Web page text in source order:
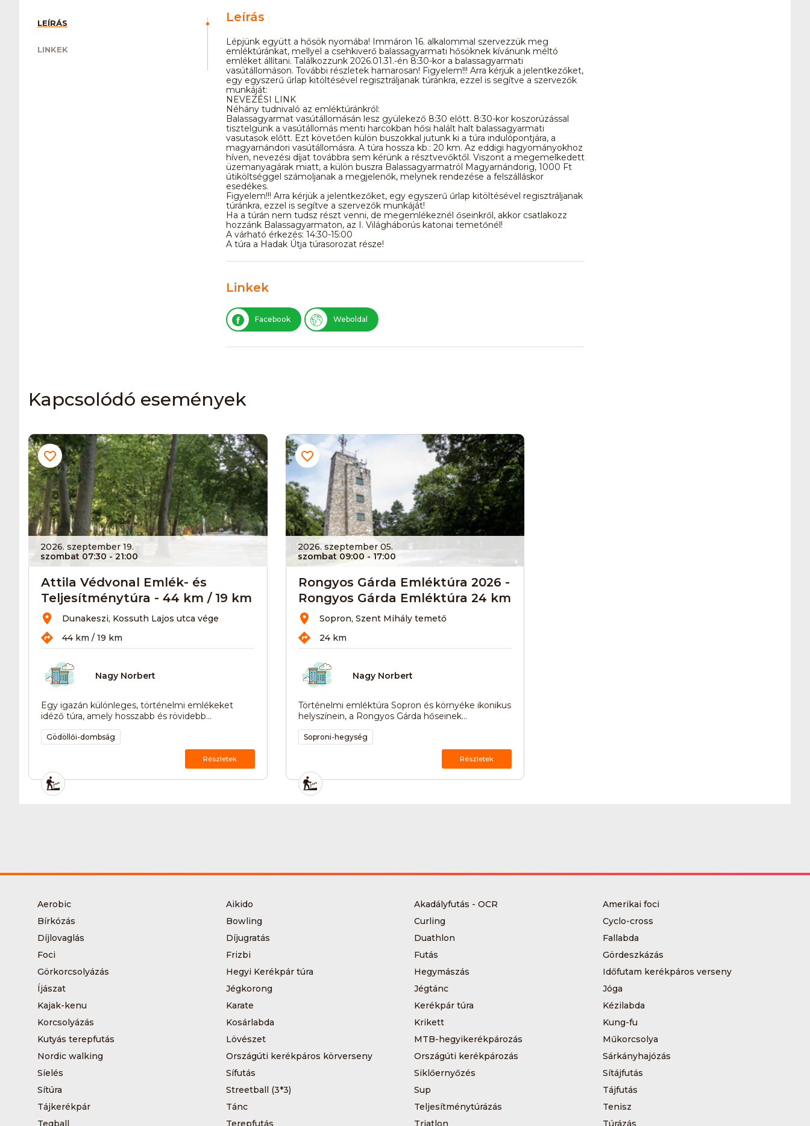
LEÍRÁS
LINKEK
Leírás
Lépjünk együtt a hősök nyomába! Immáron 16. alkalommal szervezzük meg
emléktúránkat, mellyel a csehkiverő balassagyarmati hősöknek kívánunk méltó
emléket állítani. Találkozzunk 2026.01.31.-én 8:30-kor a balassagyarmati
vasútállomáson. További részletek hamarosan! Figyelem!!! Arra kérjük a jelentkezőket,
egy egyszerű űrlap kitöltésével regisztráljanak túránkra, ezzel is segítve a szervezők
munkáját:
NEVEZÉSI LINK
Néhány tudnivaló az emléktúránkról:
Balassagyarmat vasútállomásán lesz gyülekező 8:30 előtt. 8:30-kor koszorúzással
tisztelgünk a vasútállomás menti harcokban hősi halált halt balassagyarmati
vasutasok előtt. Ezt követően külön buszokkal jutunk ki a túra indulópontjára, a
magyarnándori vasútállomásra. A túra hossza kb.: 20 km. Az eddigi hagyományokhoz
híven, nevezési díjat továbbra sem kérünk a résztvevőktől. Viszont a megemelkedett
üzemanyagárak miatt, a külön buszra Balassagyarmatról Magyarnándorig, 1000 Ft
útiköltséggel számoljanak a megjelenők, melynek rendezése a felszálláskor
esedékes.
Figyelem!!! Arra kérjük a jelentkezőket, egy egyszerű űrlap kitöltésével regisztráljanak
túránkra, ezzel is segítve a szervezők munkáját!
Ha a túrán nem tudsz részt venni, de megemlékeznél őseinkről, akkor csatlakozz
hozzánk Balassagyarmaton, az I. Világháborús katonai temetőnél!
A várható érkezés: 14:30-15:00
A túra a Hadak Útja túrasorozat része!
Linkek
Facebook Weboldal
Kapcsolódó események
2026. szeptember 19.
szombat 07:30 - 21:00
Attila Védvonal Emlék- és
Teljesítménytúra - 44 km / 19 km
Dunakeszi, Kossuth Lajos utca vége
44 km / 19 km
Nagy Norbert
Egy igazán különleges, történelmi emlékeket
idéző túra, amely hosszabb és rövidebb...
Gödöllői-dombság
Részletek
2026. szeptember 05.
szombat 09:00 - 17:00
Rongyos Gárda Emléktúra 2026 -
Rongyos Gárda Emléktúra 24 km
Sopron, Szent Mihály temető
24 km
Nagy Norbert
Történelmi emléktúra Sopron és környéke ikonikus
helyszínein, a Rongyos Gárda hőseinek...
Soproni-hegység
Részletek
Aerobic Aikido Akadályfutás - OCR
Amerikai foci
Bírkózás
Bowling Curling
Cyclo-cross
Díjlovaglás
Díjugratás Duathlon
Fallabda
Foci
Frizbi Futás
Gördeszkázás
Görkorcsolyázás
Hegyi Kerékpár túra Hegymászás
Időfutam kerékpáros verseny
Íjászat
Jégkorong Jégtánc
Jóga
Kajak-kenu
Karate Kerékpár túra
Kézilabda
Korcsolyázás
Kosárlabda Krikett
Kung-fu
Kutyás terepfutás
Lövészet MTB-hegyikerékpározás
Műkorcsolya
Nordic walking
Országúti kerékpáros körverseny Országúti kerékpározás
Sárkányhajózás
Síelés
Sífutás Siklőernyőzés
Sítájfutás
Sítúra
Streetball (3*3) Sup
Tájfutás
Tájkerékpár
Tánc Teljesítménytúrázás
Tenisz
Teqball
Terepfutás Triatlon Túrázás